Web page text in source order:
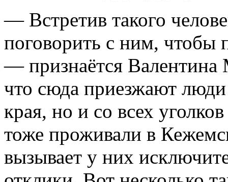
— Встретив такого
поговорить с ним, чтобы
— признаётся Валентина
что сюда приезжают
края, но и со всех
тоже проживали в
вызывает у них